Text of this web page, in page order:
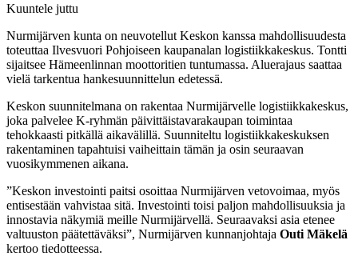
Kuuntele juttu
Nurmijärven kunta on neuvotellut Keskon kanssa mahdollisuudesta
toteuttaa Ilvesvuori Pohjoiseen kaupanalan logistiikkakeskus. Tontti
sijaitsee Hämeenlinnan moottoritien tuntumassa. Aluerajaus saattaa
vielä tarkentua hankesuunnittelun edetessä.
Keskon suunnitelmana on rakentaa Nurmijärvelle logistiikkakeskus,
joka palvelee K-ryhmän päivittäistavarakaupan toimintaa
tehokkaasti pitkällä aikavälillä. Suunniteltu logistiikkakeskuksen
rakentaminen tapahtuisi vaiheittain tämän ja osin seuraavan
vuosikymmenen aikana.
”Keskon investointi paitsi osoittaa Nurmijärven vetovoimaa, myös
entisestään vahvistaa sitä. Investointi toisi paljon mahdollisuuksia ja
innostavia näkymiä meille Nurmijärvellä. Seuraavaksi asia etenee
valtuuston päätettäväksi”, Nurmijärven kunnanjohtaja Outi Mäkelä
kertoo tiedotteessa.